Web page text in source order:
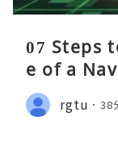
07 Steps
e of a
rgtu 38